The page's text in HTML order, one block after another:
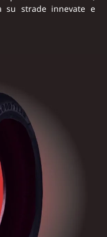
su strade innevate e